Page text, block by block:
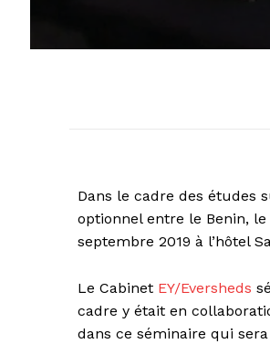
Dans le cadre des études
optionnel entre le Benin, le
septembre 2019 à l’hôtel
Le Cabinet EY/Eversheds
cadre y était en
dans ce séminaire qui